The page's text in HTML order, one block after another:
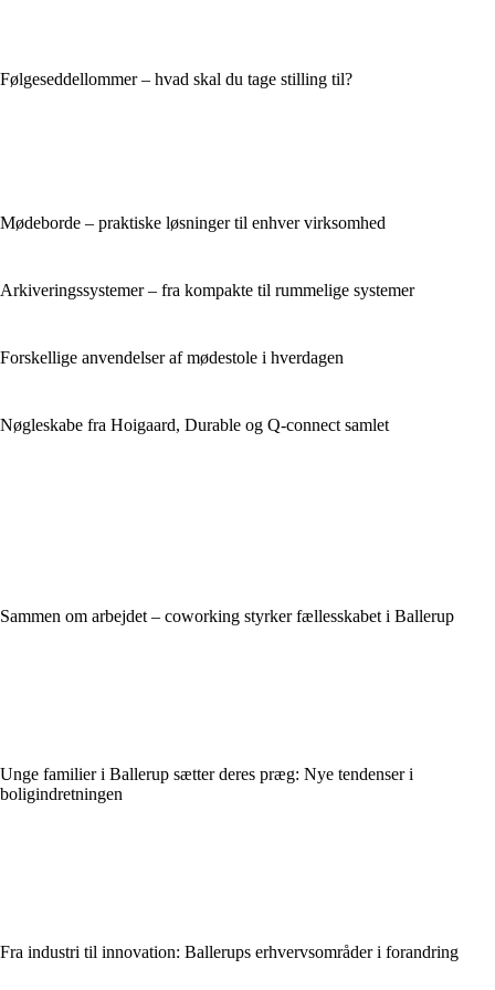
Følgeseddellommer – hvad skal du tage stilling til?
Mødeborde – praktiske løsninger til enhver virksomhed
Arkiveringssystemer – fra kompakte til rummelige systemer
Forskellige anvendelser af mødestole i hverdagen
Nøgleskabe fra Hoigaard, Durable og Q-connect samlet
Sammen om arbejdet – coworking styrker fællesskabet i Ballerup
Unge familier i Ballerup sætter deres præg: Nye tendenser i
boligindretningen
Fra industri til innovation: Ballerups erhvervsområder i forandring